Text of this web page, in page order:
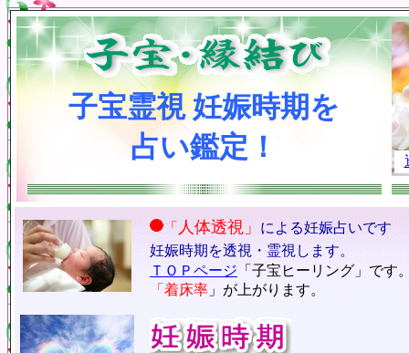
子宝霊視 妊娠時期を
占い鑑定！
「 人体透視」
による妊娠占いです
妊娠時期を透視・霊視します。
ＴＯＰページ 「 子宝ヒーリング」です
「着床率 」が上がります。